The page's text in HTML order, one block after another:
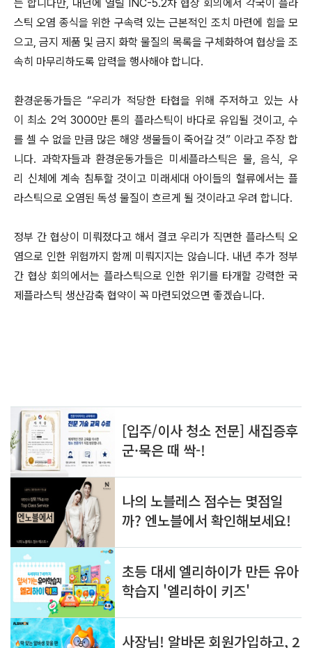
는 합니다만, 내년에 열릴 INC-5.2차 협상 회의에서 각국이 플라
스틱 오염 종식을 위한 구속력 있는 근본적인 조치 마련에 힘을 모
으고, 금지 제품 및 금지 화학 물질의 목록을 구체화하여 협상을 조
속히 마무리하도록 압력을 행사해야 합니다.
환경운동가들은 “우리가 적당한 타협을 위해 주저하고 있는 사
이 최소 2억 3000만 톤의 플라스틱이 바다로 유입될 것이고, 수
를 셀 수 없을 만큼 많은 해양 생물들이 죽어갈 것” 이라고 주장 합
니다. 과학자들과 환경운동가들은 미세플라스틱은 물, 음식, 우
리 신체에 계속 침투할 것이고 미래세대 아이들의 혈류에서는 플
라스틱으로 오염된 독성 물질이 흐르게 될 것이라고 우려 합니다.
정부 간 협상이 미뤄졌다고 해서 결코 우리가 직면한 플라스틱 오
염으로 인한 위험까지 함께 미뤄지지는 않습니다. 내년 추가 정부
간 협상 회의에서는 플라스틱으로 인한 위기를 타개할 강력한 국
제플라스틱 생산감축 협약이 꼭 마련되었으면 좋겠습니다.